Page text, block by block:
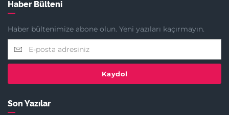
Haber Bülteni
Haber bültenimize abone olun. Yeni yazıları kaçırmayın.
Kaydol
Son Yazılar